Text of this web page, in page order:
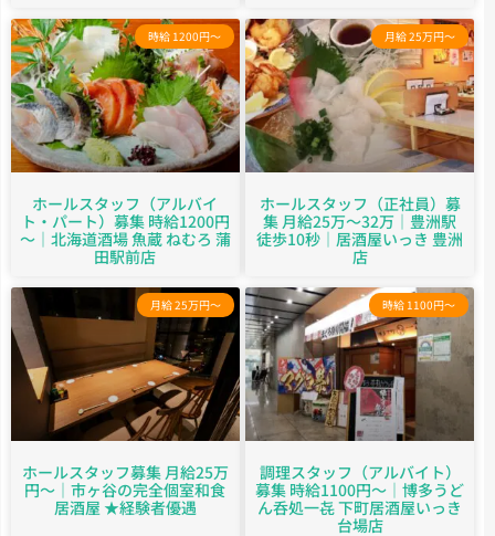
時給 1200円～
ホールスタッフ（アルバイ
ト・パート）募集 時給1200円
～｜北海道酒場 魚蔵 ねむろ 蒲
田駅前店
月給 25万円～
ホールスタッフ（正社員）募
集 月給25万～32万｜豊洲駅
徒歩10秒｜居酒屋いっき 豊洲
店
月給 25万円～
ホールスタッフ募集 月給25万
円〜｜市ヶ谷の完全個室和食
居酒屋 ★経験者優遇
時給 1100円～
調理スタッフ（アルバイト）
募集 時給1100円～｜博多うど
ん呑処一㐂 下町居酒屋いっき
台場店